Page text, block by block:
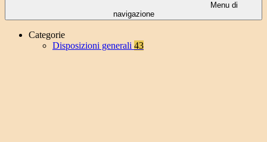
Menu di
navigazione
Categorie
Disposizioni generali 43